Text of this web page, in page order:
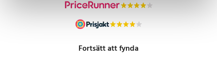
Fortsätt att fynda